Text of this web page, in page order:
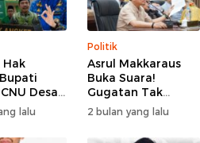
Hak
Desak
Fakta
lalu
Politik
Asrul Makkaraus
Buka Suara!
Gugatan Tak
Hentikan Hak
Angket DPRD
2 bulan yang lalu